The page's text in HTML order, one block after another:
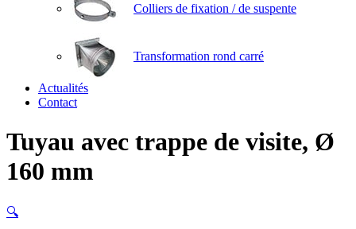
Colliers de fixation / de suspente
Transformation rond carré
Actualités
Contact
Tuyau avec trappe de visite, Ø
160 mm
🔍